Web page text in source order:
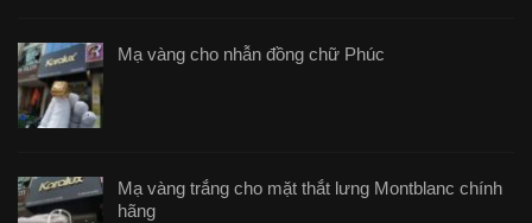
Mạ vàng cho nhẫn đồng chữ Phúc
Mạ vàng trắng cho mặt thắt lưng Montblanc chính
hãng